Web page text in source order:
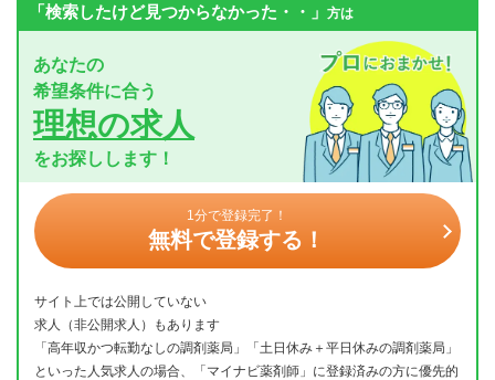
「検索したけど見つからなかった・・」 方は
あなたの
希望条件に合う
理想の求人
をお探しします！
1分で登録完了！
無料で登録する！
サイト上では公開していない
求人（非公開求人）もあります
「高年収かつ転勤なしの調剤薬局」「土日休み＋平日休みの調剤薬局」
といった人気求人の場合、「マイナビ薬剤師」に登録済みの方に優先的